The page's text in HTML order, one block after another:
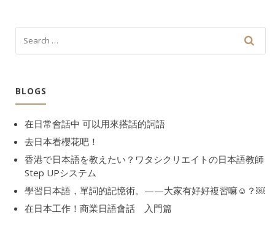
BLOGS
在日常會話中 可以用來搭話的詞語
去日本看櫻花吧！
香港で日本語を教えたい？ワタシクリエイトの日本語教師
Step UPシステム
學習日本語，單詞的記憶術。——大家有好好複習嘛☺️？￼
在日本工作！商業日語會話 入門篇